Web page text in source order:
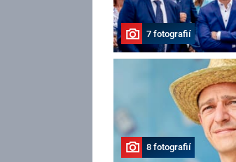
7 fotografií
8 fotografií